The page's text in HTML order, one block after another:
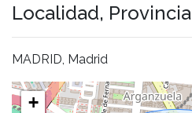
Localidad, Provincia
MADRID, Madrid
+